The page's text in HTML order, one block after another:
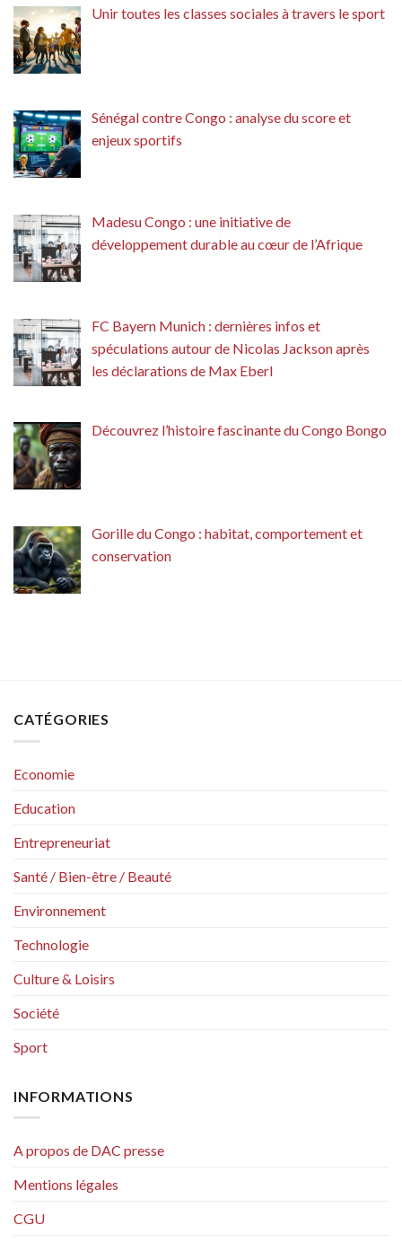
Unir toutes les classes sociales à travers le sport
Sénégal contre Congo : analyse du score et
enjeux sportifs
Madesu Congo : une initiative de
développement durable au cœur de l’Afrique
FC Bayern Munich : dernières infos et
spéculations autour de Nicolas Jackson après
les déclarations de Max Eberl
Découvrez l’histoire fascinante du Congo Bongo
Gorille du Congo : habitat, comportement et
conservation
CATÉGORIES
Economie
Education
Entrepreneuriat
Santé / Bien-être / Beauté
Environnement
Technologie
Culture & Loisirs
Société
Sport
INFORMATIONS
A propos de DAC presse
Mentions légales
CGU